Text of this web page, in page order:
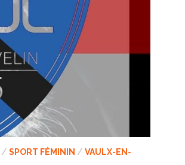
/ SPORT FÉMININ / VAULX-EN-